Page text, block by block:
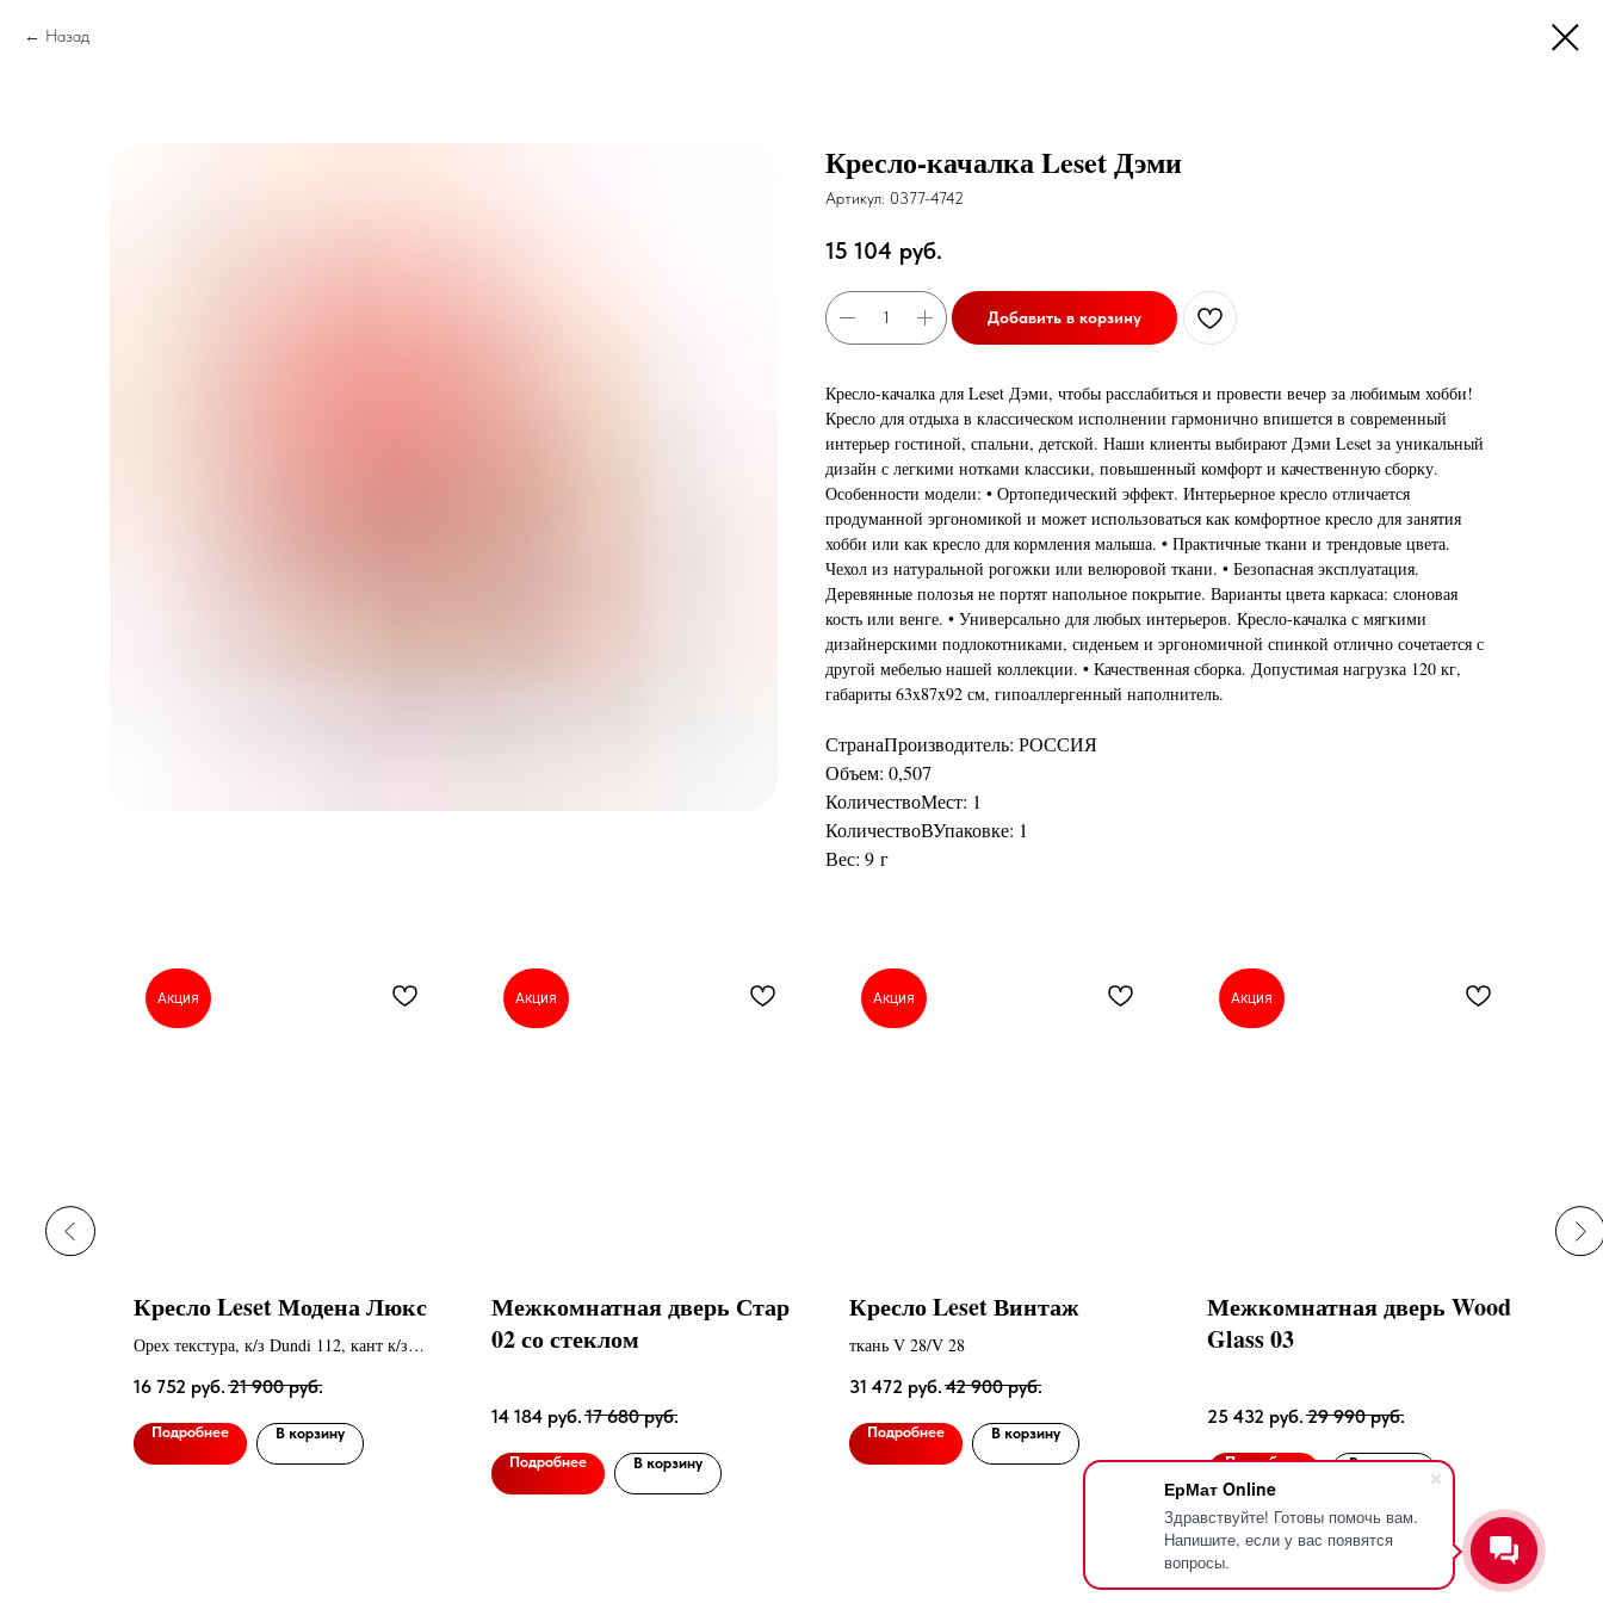
ЕрМат Online
Здравствуйте! Готовы помочь вам.
Напишите, если у вас появятся
вопросы.
Назад
Кресло-качалка Leset Дэми
Артикул: 0377-4742
15 104 руб.
Добавить в корзину
Кресло-качалка для Leset Дэми, чтобы расслабиться и провести вечер за любимым хобби!
Кресло для отдыха в классическом исполнении гармонично впишется в современный
интерьер гостиной, спальни, детской. Наши клиенты выбирают Дэми Leset за уникальный
дизайн с легкими нотками классики, повышенный комфорт и качественную сборку.
Особенности модели: • Ортопедический эффект. Интерьерное кресло отличается
продуманной эргономикой и может использоваться как комфортное кресло для занятия
хобби или как кресло для кормления малыша. • Практичные ткани и трендовые цвета.
Чехол из натуральной рогожки или велюровой ткани. • Безопасная эксплуатация.
Деревянные полозья не портят напольное покрытие. Варианты цвета каркаса: слоновая
кость или венге. • Универсально для любых интерьеров. Кресло-качалка с мягкими
дизайнерскими подлокотниками, сиденьем и эргономичной спинкой отлично сочетается с
другой мебелью нашей коллекции. • Качественная сборка. Допустимая нагрузка 120 кг,
габариты 63x87x92 см, гипоаллергенный наполнитель.
СтранаПроизводитель: РОССИЯ
Объем: 0,507
КоличествоМест: 1
КоличествоВУпаковке: 1
Вес: 9 г
Акция
Кресло Leset Модена Люкс
Орех текстура, к/з Dundi 112, кант к/з
16 752 руб. 21 900 руб.
Подробнее В корзину
Акция
Межкомнатная дверь Стар
02 со стеклом
14 184 руб. 17 680 руб.
Подробнее В корзину
Акция
Кресло Leset Винтаж
ткань V 28/V 28
31 472 руб. 42 900 руб.
Подробнее В корзину
Акция
Межкомнатная дверь Wood
Glass 03
25 432 руб. 29 990 руб.
Подробнее В корзину